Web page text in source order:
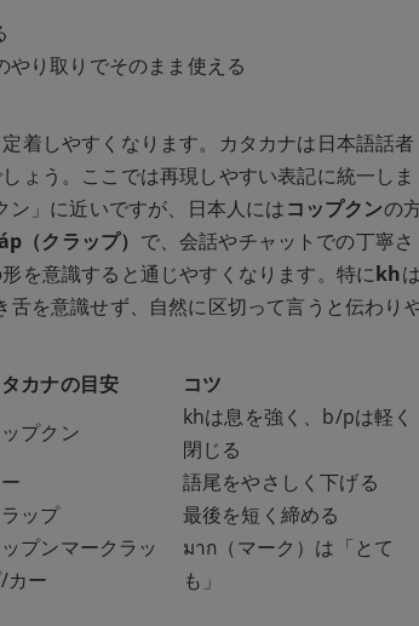
り取りでそのまま使える
着しやすくなります。カタカナは日本語話者
ょう。ここでは再現しやすい表記に統一しま
」に近いですが、日本人にはコップクンの
（クラップ） で、会話やチャットでの丁寧さ
を意識すると通じやすくなります。特にkhは
を意識せず、自然に区切って言うと伝わり
カナの目安
コツ
プクン
khは息を強く、b/pは軽く
閉じる
語尾をやさしく下げる
ップ
最後を短く締める
プンマークラッ
カー
มาก（マーク）は「とて
も」